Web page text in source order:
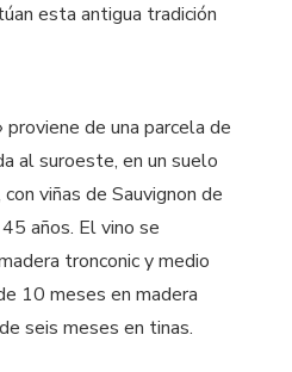
esta antigua tradición
proviene de una parcela de
al suroeste, en un suelo
viñas de Sauvignon de
años. El vino se
tronconic y medio
10 meses en madera
seis meses en tinas.